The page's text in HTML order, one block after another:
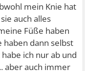
mein Knie hat
auch alles
Füße haben
haben dann selbst
ich nur ab und
aber auch immer